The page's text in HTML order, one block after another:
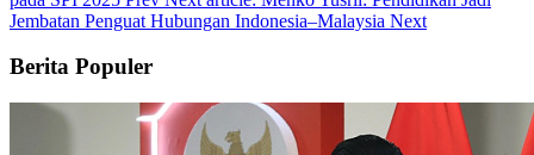
Jembatan Penguat Hubungan Indonesia–Malaysia Next
Berita Populer